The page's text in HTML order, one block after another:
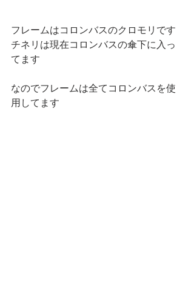
フレームはコロンバスのクロモリです
チネリは現在コロンバスの傘下に入っ
てます
なのでフレームは全てコロンバスを使
用してます